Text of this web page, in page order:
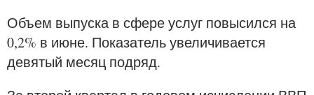
Объем выпуска в сфере услуг повысился на
0,2% в июне. Показатель увеличивается
девятый месяц подряд.